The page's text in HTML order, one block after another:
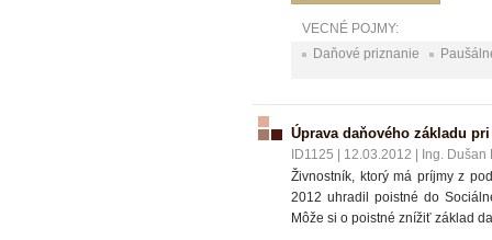
VECNÉ POJMY:
Daňové priznanie
Úprava daňového základu
ID1125 12.03.2012
Ing.
Živnostník, ktorý má príjmy z
2012 uhradil poistné do
Môže si o poistné znížiť základ